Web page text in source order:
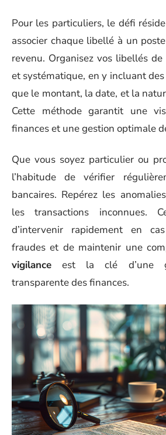
Pour les particuliers, le défi
associer chaque libellé à un
revenu. Organisez vos libellés
et systématique, en y incluant
que le montant, la date, et la
Cette méthode garantit une
finances et une gestion optimale
Que vous soyez particulier ou
l’habitude de vérifier
bancaires. Repérez les
les transactions inconnues.
d’intervenir rapidement en
fraudes et de maintenir une
vigilance est la clé d’une
transparente des finances.